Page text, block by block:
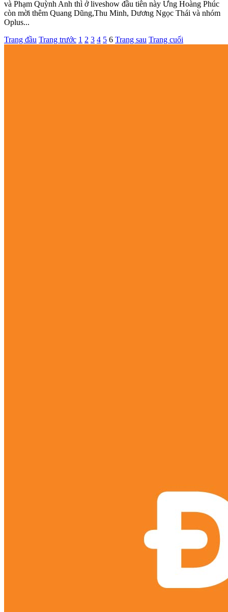
và Phạm Quỳnh Anh thì ở liveshow đầu tiên này Ưng Hoàng Phúc
còn mời thêm Quang Dũng,Thu Minh, Dương Ngọc Thái và nhóm
Oplus...
Trang đầu Trang trước 1 2 3 4 5 6 Trang sau Trang cuối